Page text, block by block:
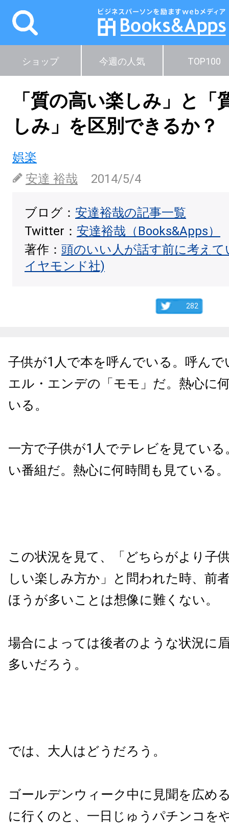
ショップ 今週の人気 TOP100
「質の高い楽しみ」と「
しみ」を区別できるか？
娯楽
安達 裕哉
2014/5/4
ブログ： 安達裕哉の記事一覧
Twitter： 安達裕哉（Books&Apps）
著作： 頭のいい人が話す前に考え
イヤモンド社)
282
子供が1人で本を呼んでいる。呼ん
エル・エンデの「モモ」だ。熱心に
いる。
一方で子供が1人でテレビを見てい
い番組だ。熱心に何時間も見ている。
この状況を見て、「どちらがより子
しい楽しみ方か」と問われた時、前
ほうが多いことは想像に難くない。
場合によっては後者のような状況に
多いだろう。
では、大人はどうだろう。
ゴールデンウィーク中に見聞を広め
に行くのと、一日じゅうパチンコを